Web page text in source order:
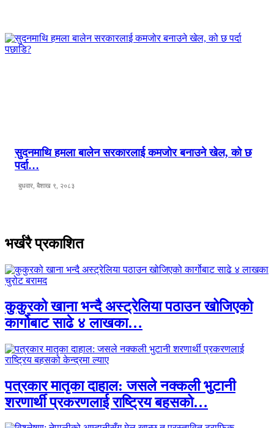
सुदनमाथि हमला बालेन सरकारलाई कमजोर बनाउने खेल, को छ
पर्दा…
बुधवार, बैशाख ९, २०८३
भर्खरै प्रकाशित
कुकुरको खाना भन्दै अस्ट्रेलिया पठाउन खोजिएको
कार्गोबाट साढे ४ लाखका…
पत्रकार मातृका दाहाल: जसले नक्कली भुटानी
शरणार्थी प्रकरणलाई राष्ट्रिय बहसको…